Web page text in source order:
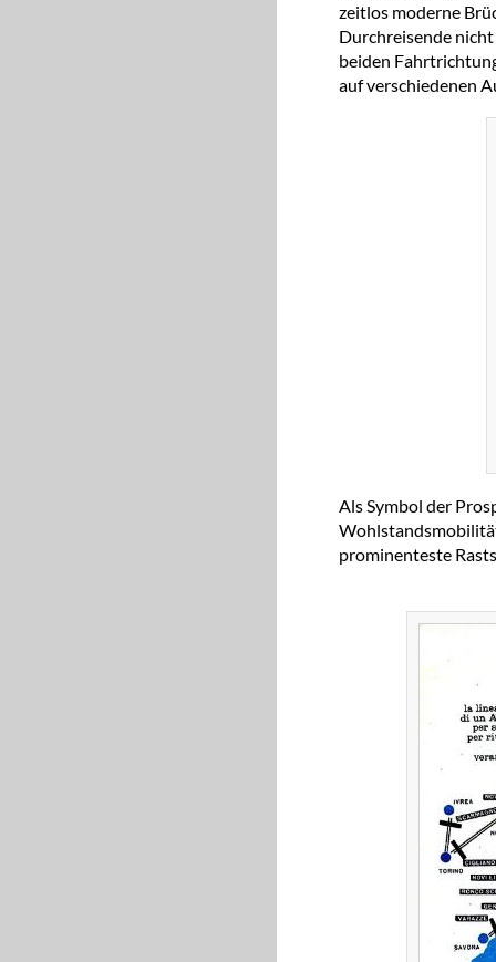
zeitlos moderne
Durchreisende nicht
beiden
auf verschiedenen
Als Symbol der
prominenteste